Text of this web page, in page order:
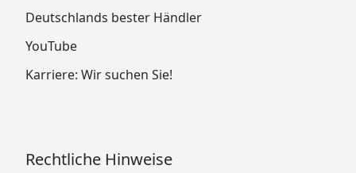
Deutschlands bester Händler
YouTube
Karriere: Wir suchen Sie!
Rechtliche Hinweise